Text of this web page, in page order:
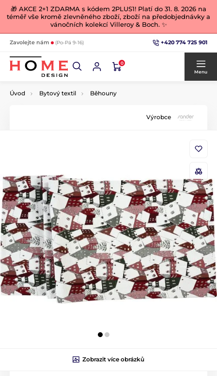
🎁 AKCE 2+1 ZDARMA s kódem 2PLUS1! Platí do 31. 8. 2026 na
téměř vše kromě zlevněného zboží, zboží na předobjednávky a
vánočních kolekcí Villeroy & Boch. ✨
Zavolejte nám (Po-Pá 9-16) +420 774 725 901
0
Menu
Úvod Bytový textil Běhouny
Výrobce
Zobrazit více obrázků